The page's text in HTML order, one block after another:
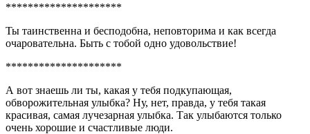
*********************
Ты таинственна и бесподобна, неповторима и как всегда
очаровательна. Быть с тобой одно удовольствие!
*********************
А вот знаешь ли ты, какая у тебя подкупающая,
обворожительная улыбка? Ну, нет, правда, у тебя такая
красивая, самая лучезарная улыбка. Так улыбаются только
очень хорошие и счастливые люди.